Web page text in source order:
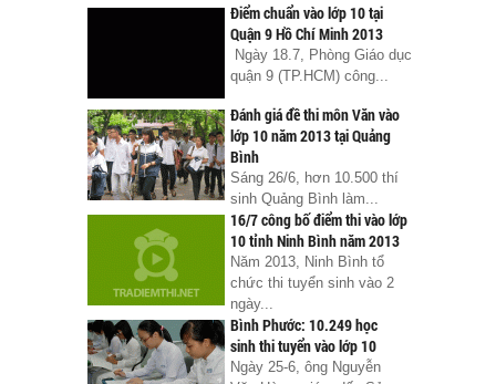
Điểm chuẩn vào lớp 10 tại
Quận 9 Hồ Chí Minh 2013
Ngày 18.7, Phòng Giáo dục
quận 9 (TP.HCM) công...
Đánh giá đề thi môn Văn vào
lớp 10 năm 2013 tại Quảng
Bình
Sáng 26/6, hơn 10.500 thí
sinh Quảng Bình làm...
16/7 công bố điểm thi vào lớp
10 tỉnh Ninh Bình năm 2013
Năm 2013, Ninh Bình tổ
chức thi tuyển sinh vào 2
ngày...
Bình Phước: 10.249 học
sinh thi tuyển vào lớp 10
Ngày 25-6, ông Nguyễn